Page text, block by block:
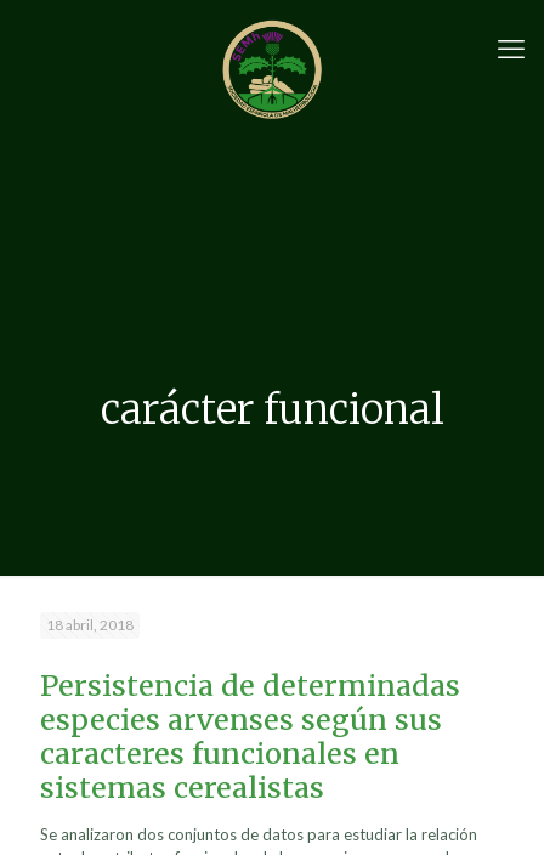
carácter funcional
18 abril, 2018
Persistencia de determinadas
especies arvenses según sus
caracteres funcionales en
sistemas cerealistas
Se analizaron dos conjuntos de datos para estudiar la relación